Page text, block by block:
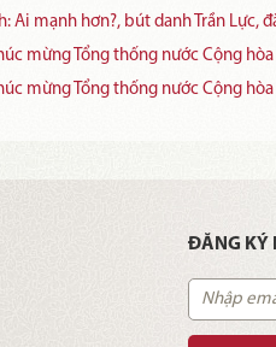
Ai mạnh hơn?, bút danh Trần Lực,
mừng Tổng thống nước Cộng
mừng Tổng thống nước Cộng
ĐĂNG KÝ